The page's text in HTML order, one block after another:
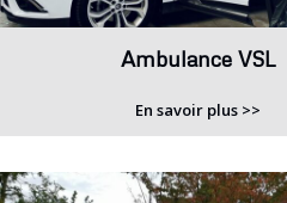
Ambulance VSL
En savoir plus >>